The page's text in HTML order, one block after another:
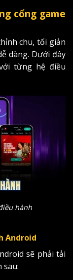
cổng game
chu, tối giản
dàng. Dưới đây
từng hệ điều
hành
Android
sẽ phải tải
sau: